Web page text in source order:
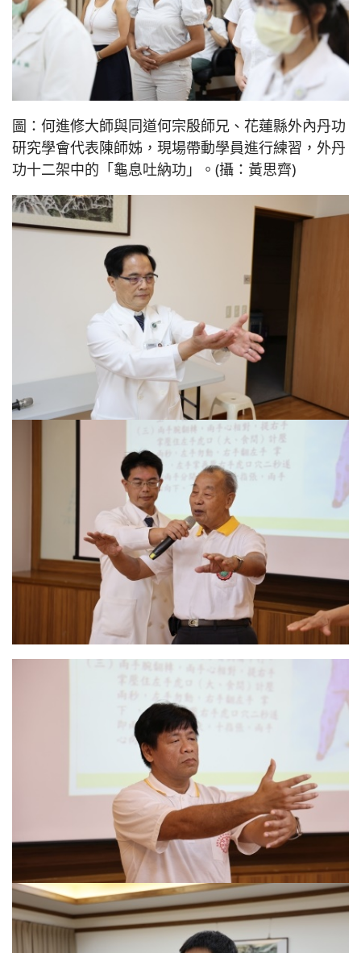
圖：何進修大師與同道何宗殷師兄、花蓮縣外內丹功
研究學會代表陳師姊，現場帶動學員進行練習，外丹
功十二架中的「龜息吐納功」。(攝：黃思齊)